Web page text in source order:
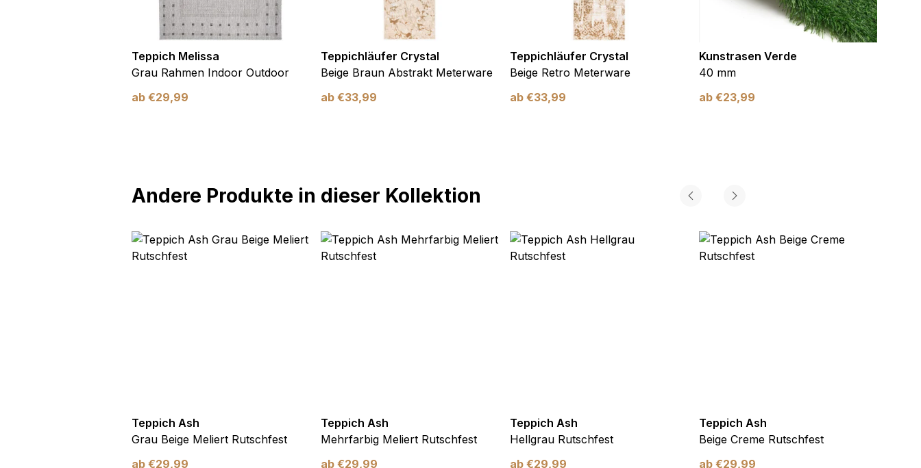
Teppich Melissa
Grau Rahmen Indoor Outdoor
ab €29,99
Teppichläufer Crystal
Beige Braun Abstrakt Meterware
ab €33,99
Teppichläufer Crystal
Beige Retro Meterware
ab €33,99
Kunstrasen Verde
40 mm
ab €23,99
Andere Produkte in dieser Kollektion
Teppich Ash
Grau Beige Meliert Rutschfest
ab €29,99
Teppich Ash
Mehrfarbig Meliert Rutschfest
ab €29,99
Teppich Ash
Hellgrau Rutschfest
ab €29,99
Teppich Ash
Beige Creme Rutschfest
ab €29,99